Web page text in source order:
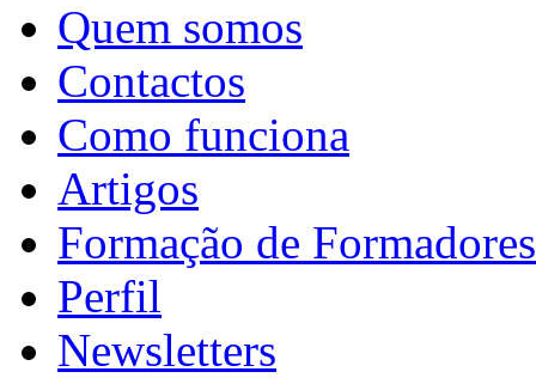
Quem somos
Contactos
Como funciona
Artigos
Formação de Formadores
Perfil
Newsletters